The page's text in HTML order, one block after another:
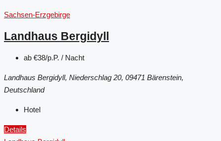
Sachsen-Erzgebirge
Landhaus Bergidyll
ab €38/p.P. / Nacht
Landhaus Bergidyll, Niederschlag 20, 09471 Bärenstein,
Deutschland
Hotel
Details